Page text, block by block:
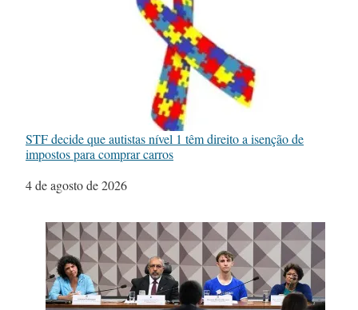
STF decide que autistas nível 1 têm direito a isenção de
impostos para comprar carros
Data
4 de agosto de 2026